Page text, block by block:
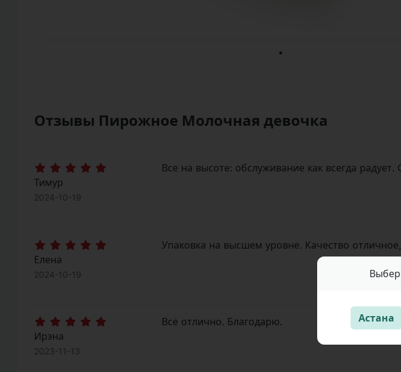
Отзывы Пирожное Молочная девочка
Тимур
2024-10-19
Все на высоте: обслуживание как всегда радует.
Елена
2024-10-19
Упаковка на высшем уровне. Качество
Ирэна
2023-11-13
Всё отлично. Благодарю. Астана